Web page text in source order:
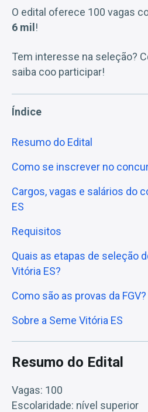
O edital oferece 100 vagas
6 mil !
Tem interesse na seleção?
saiba coo participar!
Índice
Resumo do Edital
Como se inscrever no
Cargos, vagas e salários do
ES
Requisitos
Quais as etapas de seleção
Vitória ES?
Como são as provas da FGV?
Sobre a Seme Vitória ES
Resumo do Edital
Vagas: 100
Escolaridade: nível superior